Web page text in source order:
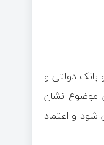
بانک دولتی و
نشان
و اعتماد